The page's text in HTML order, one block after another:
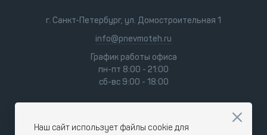
г. Санкт-Петербург, ул. Домостроительная 1
info@pnevmoteh.ru
График работы офиса
пн-пт 8:00 - 21:00
сб-вс 9:00 - 18:00
Наш сайт использует файлы cookie для